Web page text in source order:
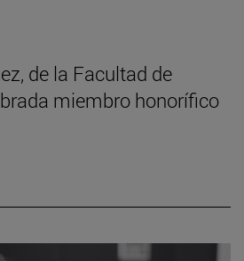
de la Facultad de
miembro honorífico